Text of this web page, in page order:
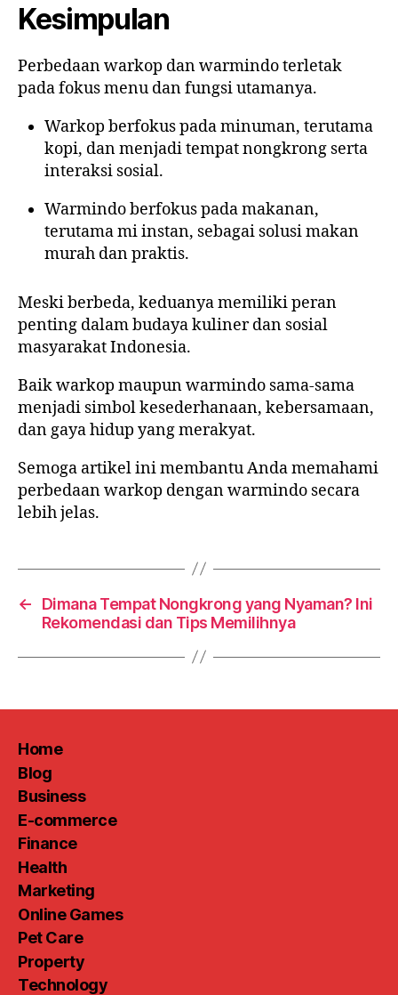
Kesimpulan
Perbedaan warkop dan warmindo terletak
pada fokus menu dan fungsi utamanya.
Warkop berfokus pada minuman, terutama
kopi, dan menjadi tempat nongkrong serta
interaksi sosial.
Warmindo berfokus pada makanan,
terutama mi instan, sebagai solusi makan
murah dan praktis.
Meski berbeda, keduanya memiliki peran
penting dalam budaya kuliner dan sosial
masyarakat Indonesia.
Baik warkop maupun warmindo sama-sama
menjadi simbol kesederhanaan, kebersamaan,
dan gaya hidup yang merakyat.
Semoga artikel ini membantu Anda memahami
perbedaan warkop dengan warmindo secara
lebih jelas.
←
Dimana Tempat Nongkrong yang Nyaman? Ini
Rekomendasi dan Tips Memilihnya
Home
Blog
Business
E-commerce
Finance
Health
Marketing
Online Games
Pet Care
Property
Technology